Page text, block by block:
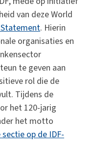
van deze World
. Hierin
organisaties en
te geven aan
rol die de
Tijdens de
het 120-jarig
het motto
sectie op de IDF-